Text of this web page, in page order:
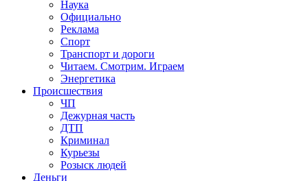
Наука
Официально
Реклама
Спорт
Транспорт и дороги
Читаем. Смотрим. Играем
Энергетика
Происшествия
ЧП
Дежурная часть
ДТП
Криминал
Курьезы
Розыск людей
Деньги